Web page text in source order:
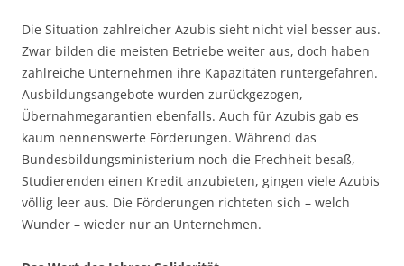
Die Situation zahlreicher Azubis sieht nicht viel besser aus.
Zwar bilden die meisten Betriebe weiter aus, doch haben
zahlreiche Unternehmen ihre Kapazitäten runtergefahren.
Ausbildungsangebote wurden zurückgezogen,
Übernahmegarantien ebenfalls. Auch für Azubis gab es
kaum nennenswerte Förderungen. Während das
Bundesbildungsministerium noch die Frechheit besaß,
Studierenden einen Kredit anzubieten, gingen viele Azubis
völlig leer aus. Die Förderungen richteten sich – welch
Wunder – wieder nur an Unternehmen.